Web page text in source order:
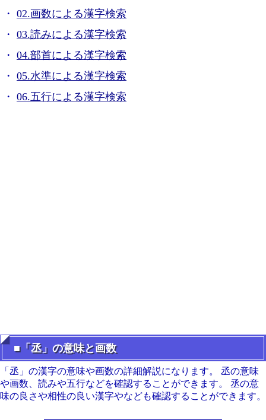
02.画数による漢字検索
03.読みによる漢字検索
04.部首による漢字検索
05.水準による漢字検索
06.五行による漢字検索
■「丞」の意味と画数
「丞」の漢字の意味や画数の詳細解説になります。 丞の意味
や画数、読みや五行などを確認することができます。 丞の意
味の良さや相性の良い漢字やなども確認することができます。